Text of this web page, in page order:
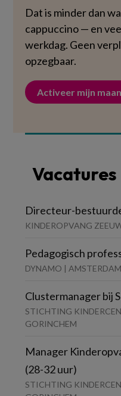
Dat is minder dan
cappuccino — en
werkdag. Geen
opzegbaar.
Activeer mijn
Vacatures
Directeur-
KINDEROPVANG
Pedagogisch
DYNAMO | AMSTERDAM
Clustermanager bij
STICHTING
GORINCHEM
Manager
(28-32 uur)
STICHTING